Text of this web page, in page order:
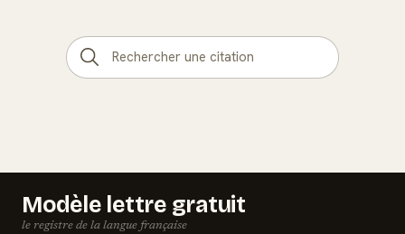
Modèle lettre gratuit
le registre de la langue française